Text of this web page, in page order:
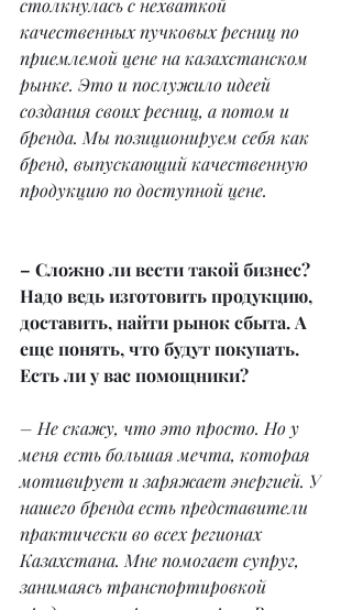
столкнулась с нехваткой
качественных пучковых ресниц по
приемлемой цене на казахстанском
рынке. Это и послужило идеей
создания своих ресниц, а потом и
бренда. Мы позиционируем себя как
бренд, выпускающий качественную
продукцию по доступной цене.
– Сложно ли вести такой бизнес?
Надо ведь изготовить продукцию,
доставить, найти рынок сбыта. А
еще понять, что будут покупать.
Есть ли у вас помощники?
– Не скажу, что это просто. Но у
меня есть большая мечта, которая
мотивирует и заряжает энергией. У
нашего бренда есть представители
практически во всех регионах
Казахстана. Мне помогает супруг,
занимаясь транспортировкой